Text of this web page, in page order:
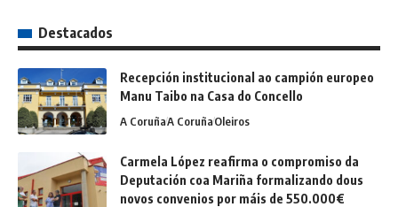
Destacados
Recepción institucional ao campión europeo
Manu Taibo na Casa do Concello
A CoruñaA CoruñaOleiros
Carmela López reafirma o compromiso da
Deputación coa Mariña formalizando dous
novos convenios por máis de 550.000€